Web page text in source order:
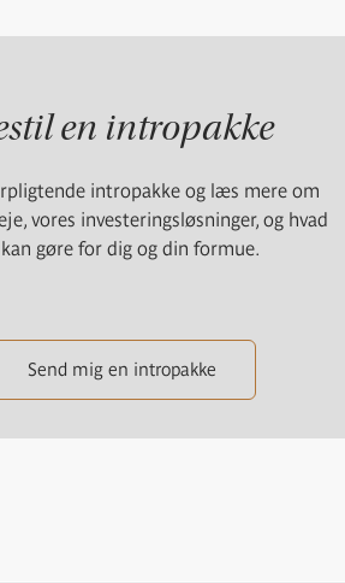
en intropakke
intropakke og læs mere om
vores investeringsløsninger, og hvad
gøre for dig og din formue.
Send mig en intropakke